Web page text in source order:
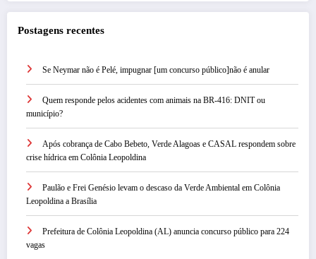
Postagens recentes
Se Neymar não é Pelé, impugnar [um concurso público]não é anular
Quem responde pelos acidentes com animais na BR-416: DNIT ou
município?
Após cobrança de Cabo Bebeto, Verde Alagoas e CASAL respondem sobre
crise hídrica em Colônia Leopoldina
Paulão e Frei Genésio levam o descaso da Verde Ambiental em Colônia
Leopoldina a Brasília
Prefeitura de Colônia Leopoldina (AL) anuncia concurso público para 224
vagas